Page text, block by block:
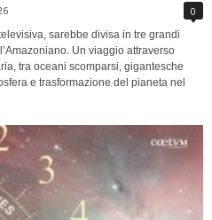
0
sarebbe divisa in tre grandi
Un viaggio attraverso
tra oceani scomparsi, gigantesche
e trasformazione del pianeta nel